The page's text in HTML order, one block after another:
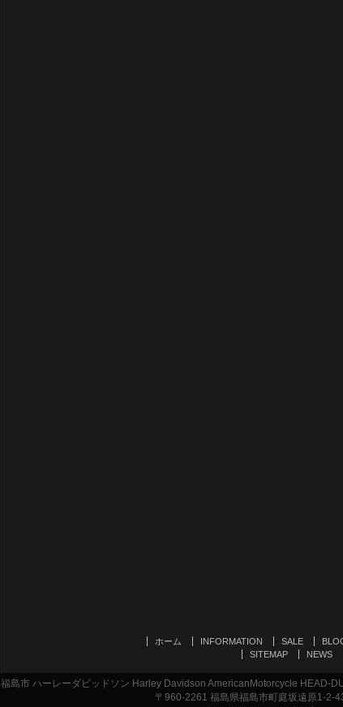
ホーム INFORMATION SALE
SITEMAP
NEWS
福島市 ハーレーダビッドソン Harley Davidson AmericanMotorcycle HEAD-
〒960-2261 福島県福島市町庭坂遠原1-2-